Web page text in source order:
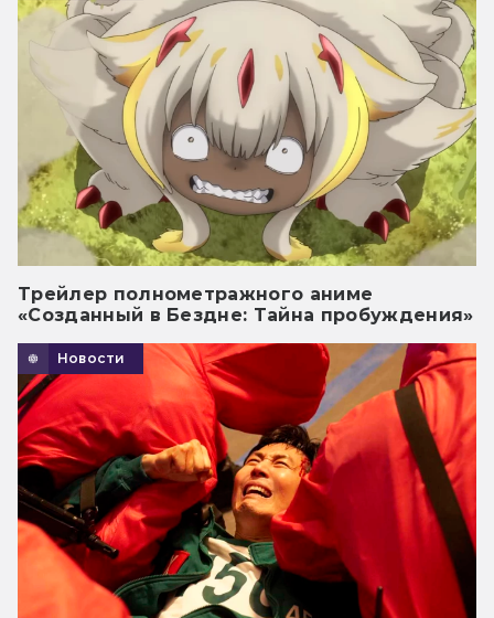
Трейлер полнометражного аниме
«Созданный в Бездне: Тайна пробуждения»
Новости